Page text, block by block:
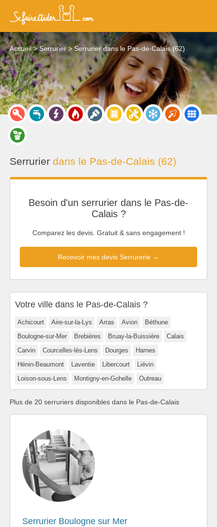
Accueil Serrurier Serrurier dans le Pas-de-Calais (62)
Serrurier dans le Pas-de-Calais (62)
Besoin d'un serrurier dans le Pas-de-
Calais ?
Comparez les devis. Gratuit & sans engagement !
Recevoir mes devis Serrurerie →
Votre ville dans le Pas-de-Calais ?
Achicourt Aire-sur-la-Lys Arras Avion
Béthune
Boulogne-sur-Mer
Brebières Bruay-la-Buissière
Calais
Carvin
Courcelles-lès-Lens Dourges
Harnes
Hénin-Beaumont
Laventie Libercourt
Liévin
Loison-sous-Lens
Montigny-en-Gohelle Outreau
Plus de 20 serruriers disponibles dans le Pas-de-Calais
Serrurier Boulogne sur Mer